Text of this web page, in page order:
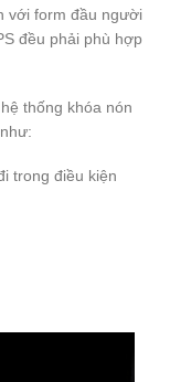
với form đầu người
đều phải phù hợp
thống khóa nón
trong điều kiện